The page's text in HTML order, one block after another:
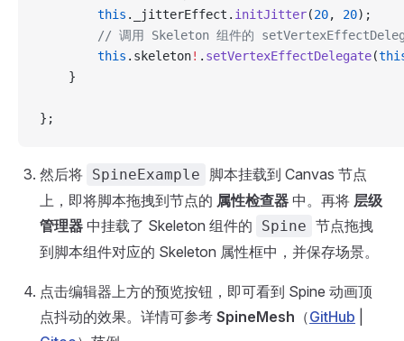
        this
._jitterEffect. initJitter(20, 20);
// 调用 Skeleton 组件的
        this
.skeleton! . setVertexEffectDelegate(
    }
};
然后将 SpineExample
脚本挂载到 Canvas 节点
上，即将脚本拖拽到节点的 属性检查器 中。再将 层级
管理器 中挂载了 Skeleton 组件的 Spine 节点拖拽
到脚本组件对应的 Skeleton 属性框中，并保存场景。
点击编辑器上方的预览按钮，即可看到 Spine 动画顶
点抖动的效果。详情可参考 SpineMesh （GitHub